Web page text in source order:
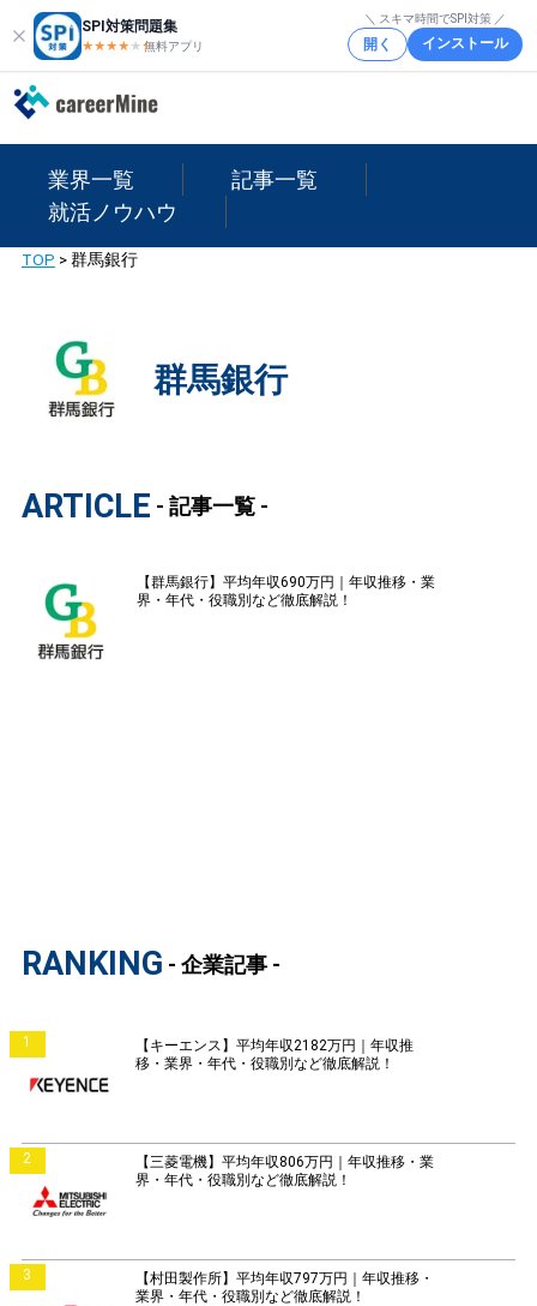
SPI対策問題集
★★★★ ★★
無料アプリ
＼ スキマ時間でSPI対策 ／
開く インストール
業界一覧
記事一覧
就活ノウハウ
TOP >群馬銀行
群馬銀行
ARTICLE - 記事一覧 -
【群馬銀行】平均年収690万円｜年収推移・業
界・年代・役職別など徹底解説！
RANKING - 企業記事 -
1
【キーエンス】平均年収2182万円｜年収推
移・業界・年代・役職別など徹底解説！
2
【三菱電機】平均年収806万円｜年収推移・業
界・年代・役職別など徹底解説！
3
【村田製作所】平均年収797万円｜年収推移・
業界・年代・役職別など徹底解説！